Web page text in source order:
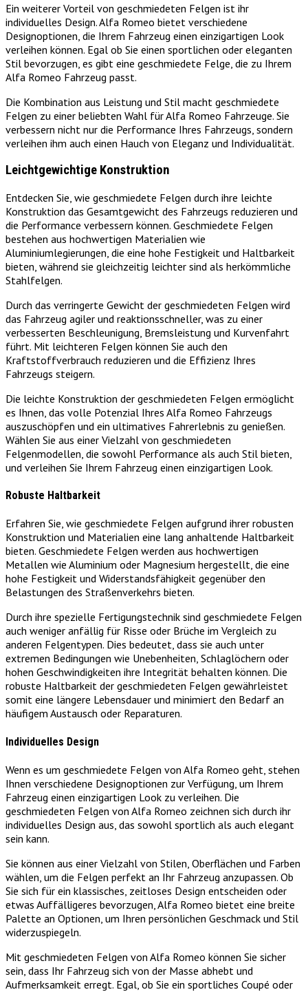
Ein weiterer Vorteil von geschmiedeten Felgen ist ihr
individuelles Design. Alfa Romeo bietet verschiedene
Designoptionen, die Ihrem Fahrzeug einen einzigartigen Look
verleihen können. Egal ob Sie einen sportlichen oder eleganten
Stil bevorzugen, es gibt eine geschmiedete Felge, die zu Ihrem
Alfa Romeo Fahrzeug passt.
Die Kombination aus Leistung und Stil macht geschmiedete
Felgen zu einer beliebten Wahl für Alfa Romeo Fahrzeuge. Sie
verbessern nicht nur die Performance Ihres Fahrzeugs, sondern
verleihen ihm auch einen Hauch von Eleganz und Individualität.
Leichtgewichtige Konstruktion
Entdecken Sie, wie geschmiedete Felgen durch ihre leichte
Konstruktion das Gesamtgewicht des Fahrzeugs reduzieren und
die Performance verbessern können. Geschmiedete Felgen
bestehen aus hochwertigen Materialien wie
Aluminiumlegierungen, die eine hohe Festigkeit und Haltbarkeit
bieten, während sie gleichzeitig leichter sind als herkömmliche
Stahlfelgen.
Durch das verringerte Gewicht der geschmiedeten Felgen wird
das Fahrzeug agiler und reaktionsschneller, was zu einer
verbesserten Beschleunigung, Bremsleistung und Kurvenfahrt
führt. Mit leichteren Felgen können Sie auch den
Kraftstoffverbrauch reduzieren und die Effizienz Ihres
Fahrzeugs steigern.
Die leichte Konstruktion der geschmiedeten Felgen ermöglicht
es Ihnen, das volle Potenzial Ihres Alfa Romeo Fahrzeugs
auszuschöpfen und ein ultimatives Fahrerlebnis zu genießen.
Wählen Sie aus einer Vielzahl von geschmiedeten
Felgenmodellen, die sowohl Performance als auch Stil bieten,
und verleihen Sie Ihrem Fahrzeug einen einzigartigen Look.
Robuste Haltbarkeit
Erfahren Sie, wie geschmiedete Felgen aufgrund ihrer robusten
Konstruktion und Materialien eine lang anhaltende Haltbarkeit
bieten. Geschmiedete Felgen werden aus hochwertigen
Metallen wie Aluminium oder Magnesium hergestellt, die eine
hohe Festigkeit und Widerstandsfähigkeit gegenüber den
Belastungen des Straßenverkehrs bieten.
Durch ihre spezielle Fertigungstechnik sind geschmiedete Felgen
auch weniger anfällig für Risse oder Brüche im Vergleich zu
anderen Felgentypen. Dies bedeutet, dass sie auch unter
extremen Bedingungen wie Unebenheiten, Schlaglöchern oder
hohen Geschwindigkeiten ihre Integrität behalten können. Die
robuste Haltbarkeit der geschmiedeten Felgen gewährleistet
somit eine längere Lebensdauer und minimiert den Bedarf an
häufigem Austausch oder Reparaturen.
Individuelles Design
Wenn es um geschmiedete Felgen von Alfa Romeo geht, stehen
Ihnen verschiedene Designoptionen zur Verfügung, um Ihrem
Fahrzeug einen einzigartigen Look zu verleihen. Die
geschmiedeten Felgen von Alfa Romeo zeichnen sich durch ihr
individuelles Design aus, das sowohl sportlich als auch elegant
sein kann.
Sie können aus einer Vielzahl von Stilen, Oberflächen und Farben
wählen, um die Felgen perfekt an Ihr Fahrzeug anzupassen. Ob
Sie sich für ein klassisches, zeitloses Design entscheiden oder
etwas Auffälligeres bevorzugen, Alfa Romeo bietet eine breite
Palette an Optionen, um Ihren persönlichen Geschmack und Stil
widerzuspiegeln.
Mit geschmiedeten Felgen von Alfa Romeo können Sie sicher
sein, dass Ihr Fahrzeug sich von der Masse abhebt und
Aufmerksamkeit erregt. Egal, ob Sie ein sportliches Coupé oder